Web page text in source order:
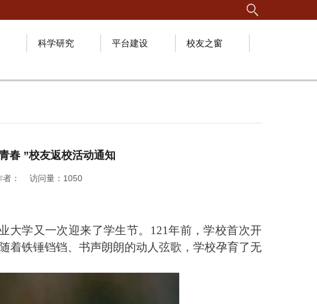
科学研究 平台建设
校友之窗
春 ”校友返校活动通知
： 访问量： 1050
大学又一次迎来了学生节。121年前，学校首次开
着铁锤铛铛、书声朗朗的动人弦歌，学校孕育了无